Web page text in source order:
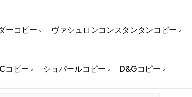
ーコピー ヴァシュロンコンスタンタンコピー
コピー ショパールコピー D&Gコピー